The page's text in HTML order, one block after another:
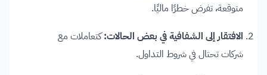
متوقعة، تفرض خطرًا ماليًا.
الافتقار إلى الشفافية في بعض الحالات:كتعاملات مع
شركات تحتال في شروط التداول.